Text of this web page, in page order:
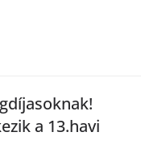
a 13.havi